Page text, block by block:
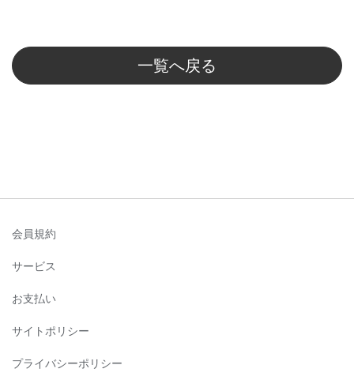
一覧へ戻る
会員規約
サービス
お支払い
サイトポリシー
プライバシーポリシー